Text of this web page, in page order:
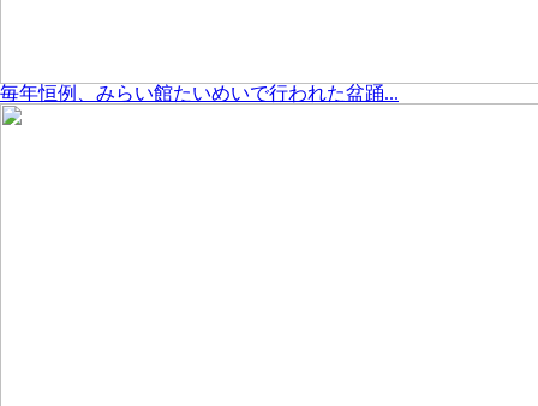
毎年恒例、みらい館たいめいで行われた盆踊...